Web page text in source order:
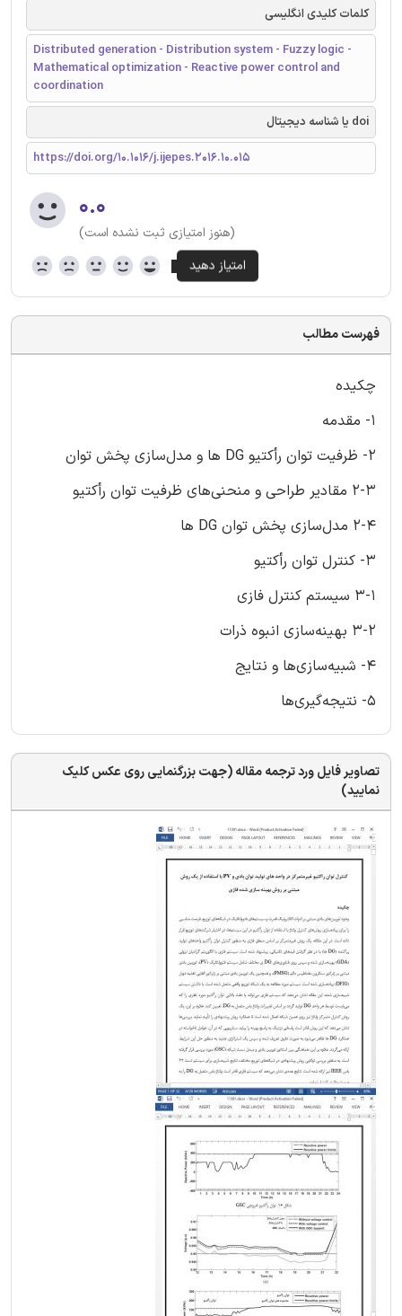
کلمات کلیدی انگلیسی
Distributed generation - Distribution system - Fuzzy logic -
Mathematical optimization - Reactive power control and
coordination
doi یا شناسه دیجیتال
https://doi.org/10.1016/j.ijepes.2016.10.015
۰.۰
(هنوز امتیازی ثبت نشده است)
فهرست مطالب
چکیده
1- مقدمه
2- ظرفیت توان رأکتیو DG ها و مدل‌سازی پخش توان
2-3 مقادیر طراحی و منحنی‌های ظرفیت توان رأکتیو
2-4 مدل‌سازی پخش توان DG ها
3- کنترل توان رأکتیو
3-1 سیستم کنترل فازی
3-2 بهینه‌سازی انبوه ذرات
4- شبیه‌سازی‌ها و نتایج
5- نتیجه‌گیری‌ها
تصاویر فایل ورد ترجمه مقاله (جهت بزرگنمایی روی عکس کلیک
نمایید)